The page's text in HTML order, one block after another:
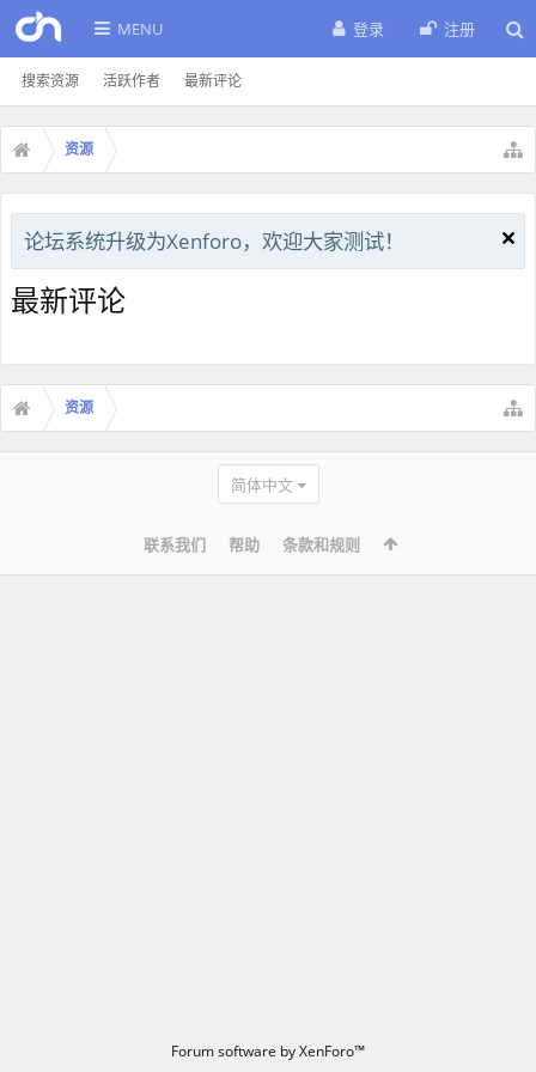
MENU
搜索资源 活跃作者 最新评论
登录 注册
资源
论坛系统升级为Xenforo，欢迎大家测试！
最新评论
资源
简体中文
联系我们 帮助 条款和规则
Forum software by XenForo™